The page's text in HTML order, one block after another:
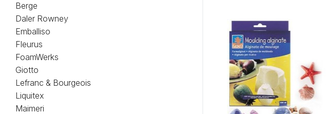
Berge
Daler Rowney
Emballiso
Fleurus
FoamWerks
Giotto
Lefranc & Bourgeois
Liquitex
Maimeri